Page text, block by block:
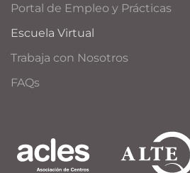
Portal de Empleo y Prácticas
Escuela Virtual
Trabaja con Nosotros
FAQs